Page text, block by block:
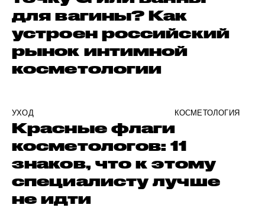
для вагины? Как
устроен российский
рынок интимной
косметологии
УХОД КОСМЕТОЛОГИЯ
Красные флаги
косметологов: 11
знаков, что к этому
специалисту лучше
не идти